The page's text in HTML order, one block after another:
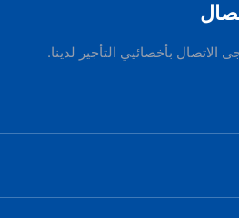
بأخصائيي التأجير لدينا.